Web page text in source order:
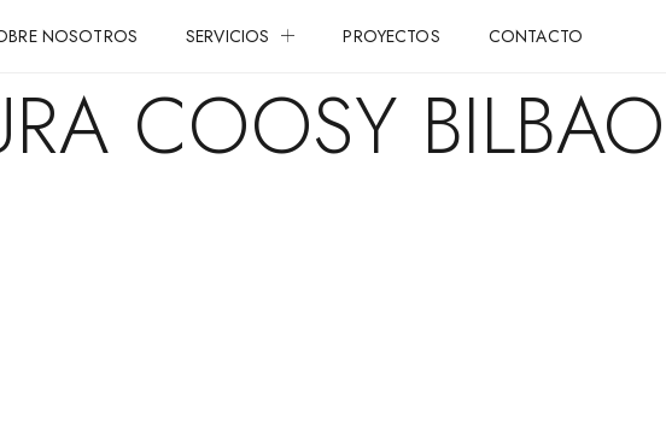
NOSOTROS SERVICIOS PROYECTOS CONTACTO
COOSY